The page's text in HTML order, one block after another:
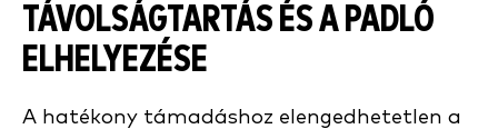
TÁVOLSÁGTARTÁS ÉS A PADLÓ
ELHELYEZÉSE
A hatékony támadáshoz elengedhetetlen a